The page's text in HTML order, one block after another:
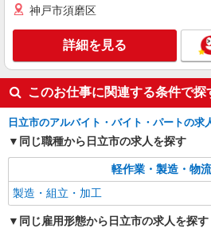
神戸市須磨区
詳細を見る
このお仕事に関連する条件で探
日立市のアルバイト・バイト・パートの求
同じ職種から日立市の求人を探す
軽作業・製造・物
製造・組立・加工
同じ雇用形態から日立市の求人を探す